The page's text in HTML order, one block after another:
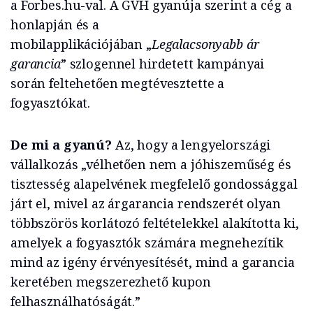
a Forbes.hu-val. A GVH gyanúja szerint a cég a
honlapján és a
mobilapplikációjában „Legalacsonyabb ár
garancia” szlogennel hirdetett kampányai
során feltehetően megtévesztette a
fogyasztókat.
De mi a gyanú? Az, hogy a lengyelországi
vállalkozás „vélhetően nem a jóhiszeműség és
tisztesség alapelvének megfelelő gondossággal
járt el, mivel az árgarancia rendszerét olyan
többszörös korlátozó feltételekkel alakította ki,
amelyek a fogyasztók számára megnehezítik
mind az igény érvényesítését, mind a garancia
keretében megszerezhető kupon
felhasználhatóságát.”